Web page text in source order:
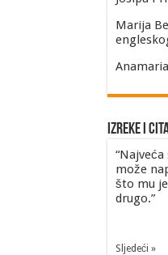
Marija
Izreke i
može
što mu
drugo.”
Sljedeći »